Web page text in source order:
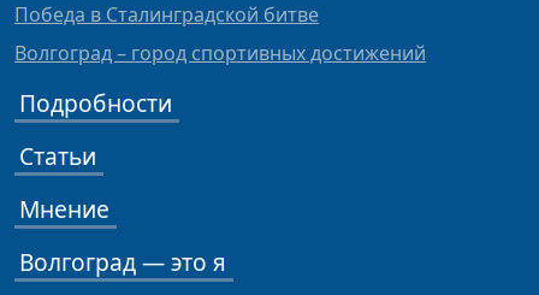
Победа в Сталинградской битве
Волгоград – город спортивных достижений
Подробности
Статьи
Мнение
Волгоград — это я